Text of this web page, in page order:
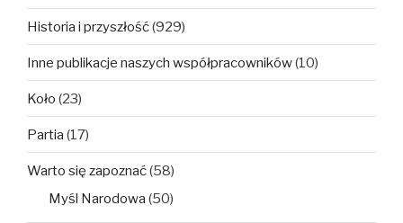
Historia i przyszłość(929)
Inne publikacje naszych współpracowników(10)
Koło (23)
Partia (17)
Warto się zapoznać(58)
Myśl Narodowa (50)